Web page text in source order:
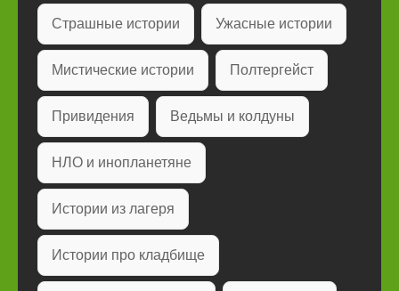
Страшные истории Ужасные истории
Мистические истории Полтергейст
Привидения Ведьмы и колдуны
НЛО и инопланетяне
Истории из лагеря
Истории про кладбище